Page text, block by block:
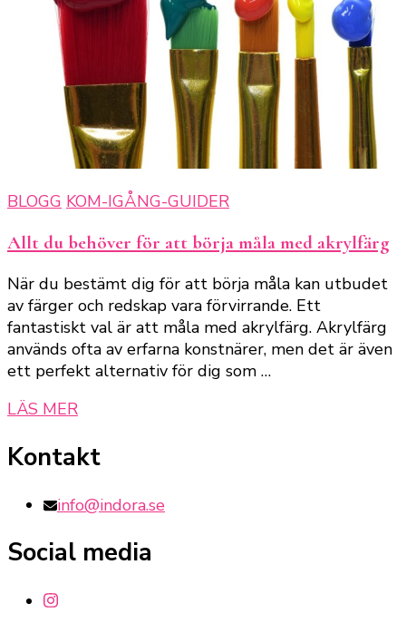
BLOGG KOM-IGÅNG-GUIDER
Allt du behöver för att börja måla med akrylfärg
När du bestämt dig för att börja måla kan utbudet
av färger och redskap vara förvirrande. Ett
fantastiskt val är att måla med akrylfärg. Akrylfärg
används ofta av erfarna konstnärer, men det är även
ett perfekt alternativ för dig som …
LÄS MER
Kontakt
info@indora.se
Social media